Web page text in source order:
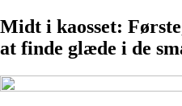
Midt i kaosset:
at finde glæde i de